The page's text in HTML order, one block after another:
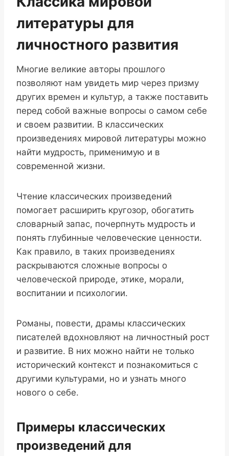
литературы для
личностного развития
Многие великие авторы прошлого
позволяют нам увидеть мир через призму
других времен и культур, а также поставить
перед собой важные вопросы о самом себе
и своем развитии. В классических
произведениях мировой литературы можно
найти мудрость, применимую и в
современной жизни.
Чтение классических произведений
помогает расширить кругозор, обогатить
словарный запас, почерпнуть мудрость и
понять глубинные человеческие ценности.
Как правило, в таких произведениях
раскрываются сложные вопросы о
человеческой природе, этике, морали,
воспитании и психологии.
Романы, повести, драмы классических
писателей вдохновляют на личностный рост
и развитие. В них можно найти не только
исторический контекст и познакомиться с
другими культурами, но и узнать много
нового о себе.
Примеры классических
произведений для